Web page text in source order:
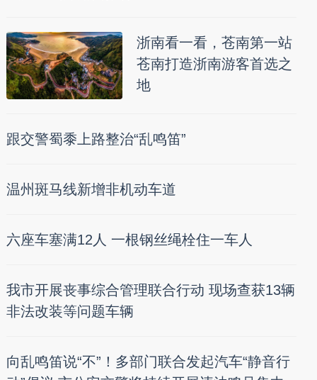
浙南看一看，苍南第一站
苍南打造浙南游客首选之
地
跟交警蜀黍上路整治“乱鸣笛”
温州斑马线新增非机动车道
六座车塞满12人 一根钢丝绳栓住一车人
我市开展丧事综合管理联合行动 现场查获13辆
非法改装等问题车辆
向乱鸣笛说“不”！多部门联合发起汽车“静音行